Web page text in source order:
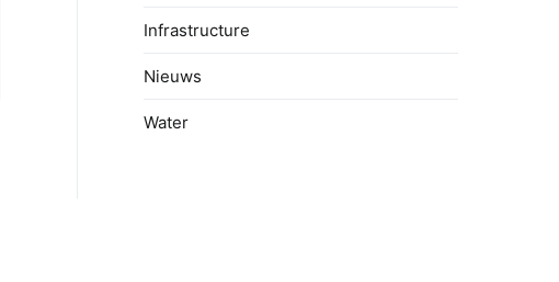
Infrastructure
Nieuws
Water